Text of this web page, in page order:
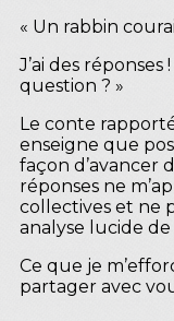
« Un rabbin
J’ai des réponses
question ? »
Le conte
enseigne que
façon d’avancer
réponses ne
collectives et ne
analyse lucide
Ce que je
partager avec